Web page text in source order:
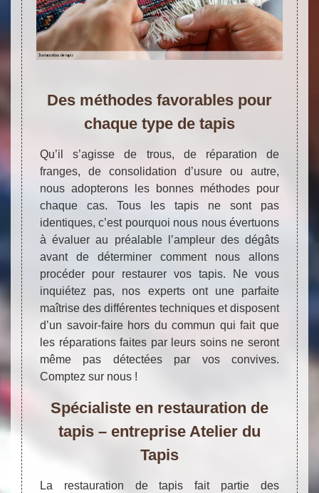
Des méthodes favorables pour
chaque type de tapis
Qu’il s’agisse de trous, de réparation de
franges, de consolidation d’usure ou autre,
nous adopterons les bonnes méthodes pour
chaque cas. Tous les tapis ne sont pas
identiques, c’est pourquoi nous nous évertuons
à évaluer au préalable l’ampleur des dégâts
avant de déterminer comment nous allons
procéder pour restaurer vos tapis. Ne vous
inquiétez pas, nos experts ont une parfaite
maîtrise des différentes techniques et disposent
d’un savoir-faire hors du commun qui fait que
les réparations faites par leurs soins ne seront
même pas détectées par vos convives.
Comptez sur nous !
Spécialiste en restauration de
tapis – entreprise Atelier du
Tapis
La restauration de tapis fait partie des